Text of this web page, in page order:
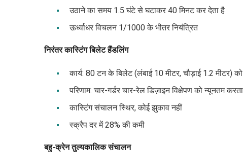
उठाने का समय 1.5 घंटे से घटाकर 40 मिनट कर देता है
ऊर्ध्वाधर विचलन 1/1000 के भीतर नियंत्रित
निरंतर कास्टिंग बिलेट हैंडलिंग
कार्य: 80 टन के बिलेट (लंबाई 10 मीटर, चौड़ाई 1.2 मीटर)
परिणाम: चार-गर्डर चार-रेल डिज़ाइन विक्षेपण को न्यूनतम
कास्टिंग संचालन स्थिर, कोई झुकाव नहीं
स्क्रैप दर में 28% की कमी
बहु-क्रेन तुल्यकालिक संचालन